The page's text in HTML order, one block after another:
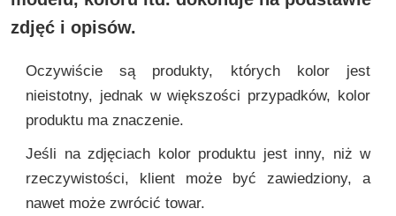
zdjęć i opisów.
Oczywiście są produkty, których kolor jest
nieistotny, jednak w większości przypadków, kolor
produktu ma znaczenie.
Jeśli na zdjęciach kolor produktu jest inny, niż w
rzeczywistości, klient może być zawiedziony, a
nawet może zwrócić towar.